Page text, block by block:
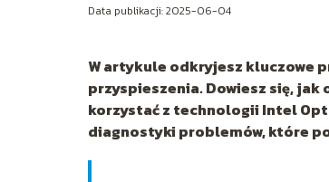
Data publikacji: 2025-06-04
W artykule odkryjesz kluczowe
przyspieszenia. Dowiesz się,
korzystać z technologii Intel
diagnostyki problemów, które